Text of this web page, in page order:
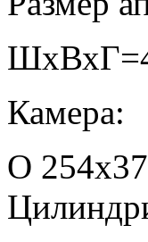
Камера:
O